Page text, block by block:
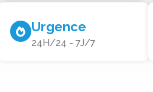
Urgence
24H/24 - 7J/7